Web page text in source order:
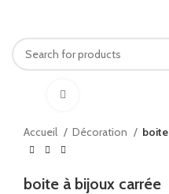
Accueil Décoration
boite à bijoux carrée